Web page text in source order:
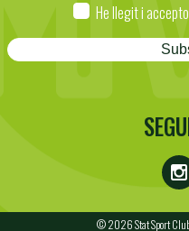
He llegit i
© 2026 Stat Sport Club -